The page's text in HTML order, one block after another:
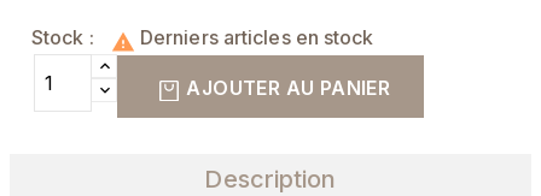
Stock :  Derniers articles en stock
AJOUTER AU PANIER
Description